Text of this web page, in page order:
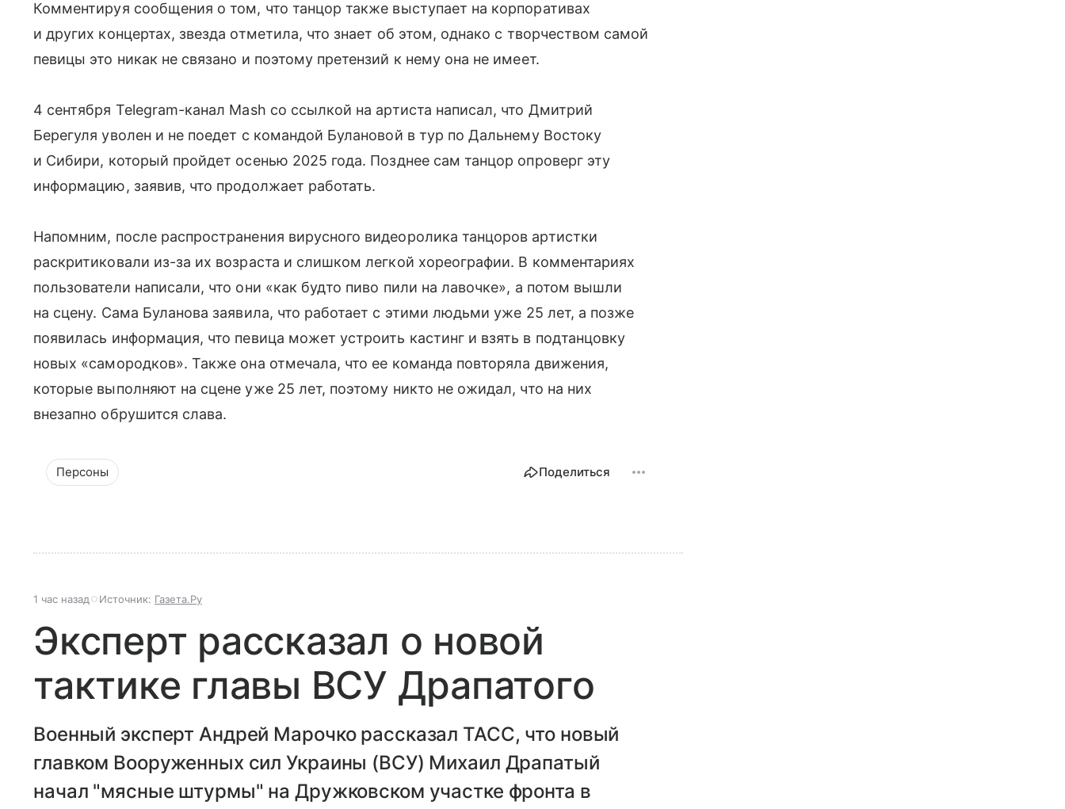
Комментируя сообщения о том, что танцор также выступает на корпоративах
и других концертах, звезда отметила, что знает об этом, однако с творчеством самой
певицы это никак не связано и поэтому претензий к нему она не имеет.
4 сентября Telegram-канал Mash со ссылкой на артиста написал, что Дмитрий
Берегуля уволен и не поедет с командой Булановой в тур по Дальнему Востоку
и Сибири, который пройдет осенью 2025 года. Позднее сам танцор опроверг эту
информацию, заявив, что продолжает работать.
Напомним, после распространения вирусного видеоролика танцоров артистки
раскритиковали из-за их возраста и слишком легкой хореографии. В комментариях
пользователи написали, что они «как будто пиво пили на лавочке», а потом вышли
на сцену. Сама Буланова заявила, что работает с этими людьми уже 25 лет, а позже
появилась информация, что певица может устроить кастинг и взять в подтанцовку
новых «самородков». Также она отмечала, что ее команда повторяла движения,
которые выполняют на сцене уже 25 лет, поэтому никто не ожидал, что на них
внезапно обрушится слава.
Персоны Поделиться
1 час назад Источник: Газета.Ру
Эксперт рассказал о новой
тактике главы ВСУ Драпатого
Военный эксперт Андрей Марочко рассказал ТАСС, что новый
главком Вооруженных сил Украины (ВСУ) Михаил Драпатый
начал "мясные штурмы" на Дружковском участке фронта в